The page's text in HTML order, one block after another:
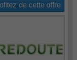
de cette offre